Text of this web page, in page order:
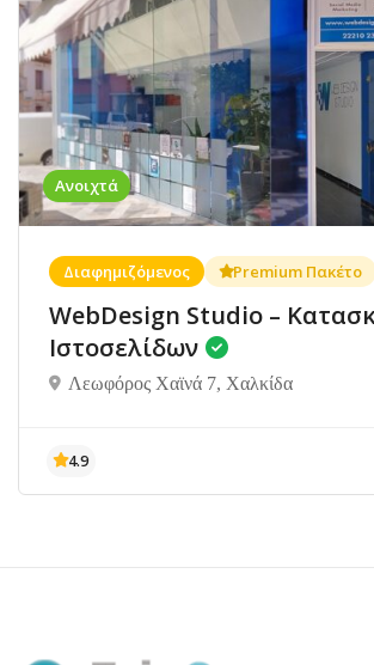
Ανοιχτά
Διαφημιζόμενος Premium Πακέτο
WebDesign Studio –
Ιστοσελίδων
Λεωφόρος Χαϊνά 7, Χαλκίδα